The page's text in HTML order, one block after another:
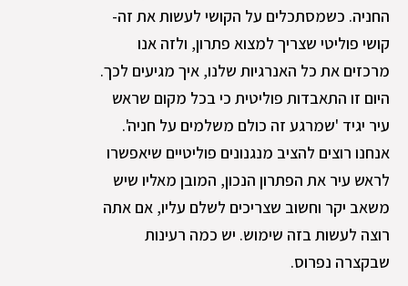
החניה. כשמסתכלים על הקושי לעשות את זה-
קושי פוליטי שצריך למצוא פתרון, ולזה אנו
מרכזים את כל האנרגיות שלנו, איך מגיעים לכך.
היום זו התאבדות פוליטית כי בכל מקום שראש
עיר יגיד 'שמרגע זה כולם משלמים על חניה'.
אנחנו רוצים להציב מנגנונים פוליטיים שיאפשרו
לראש עיר את הפתרון הנכון, המובן מאליו שיש
משאב יקר וחשוב שצריכים לשלם עליו, אם אתה
רוצה לעשות בזה שימוש. יש כמה רעינות
שבקצרה נפרוס.